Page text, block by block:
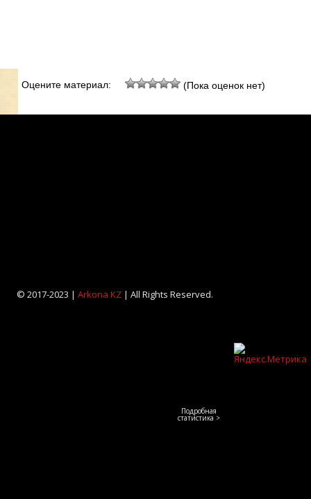
Оцените материал: (Пока оценок нет)
© 2017-2023 | Arkona KZ| All Rights Reserved.
Подробная
статистика >